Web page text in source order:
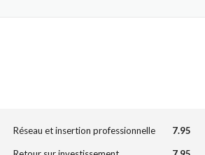
Réseau et insertion professionnelle 7.95